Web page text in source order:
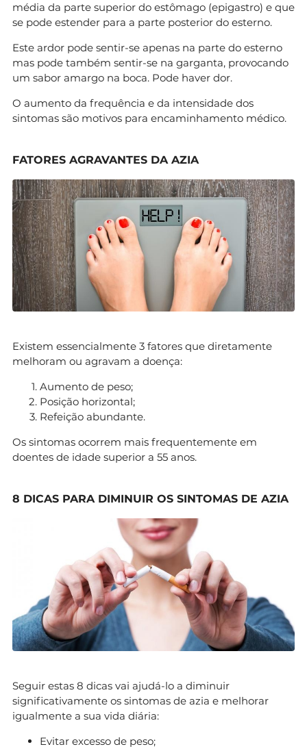
média da parte superior do estômago (epigastro) e que
se pode estender para a parte posterior do esterno.
Este ardor pode sentir-se apenas na parte do esterno
mas pode também sentir-se na garganta, provocando
um sabor amargo na boca. Pode haver dor.
O aumento da frequência e da intensidade dos
sintomas são motivos para encaminhamento médico.
FATORES AGRAVANTES DA AZIA
Existem essencialmente 3 fatores que diretamente
melhoram ou agravam a doença:
Aumento de peso;
Posição horizontal;
Refeição abundante.
Os sintomas ocorrem mais frequentemente em
doentes de idade superior a 55 anos.
8 DICAS PARA DIMINUIR OS SINTOMAS DE AZIA
Seguir estas 8 dicas vai ajudá-lo a diminuir
significativamente os sintomas de azia e melhorar
igualmente a sua vida diária:
Evitar excesso de peso;